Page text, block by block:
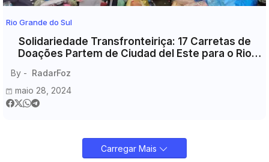
Rio Grande do Sul
Solidariedade Transfronteiriça: 17 Carretas de
Doações Partem de Ciudad del Este para o Rio
By - RadarFoz
maio 28, 2024
Carregar Mais